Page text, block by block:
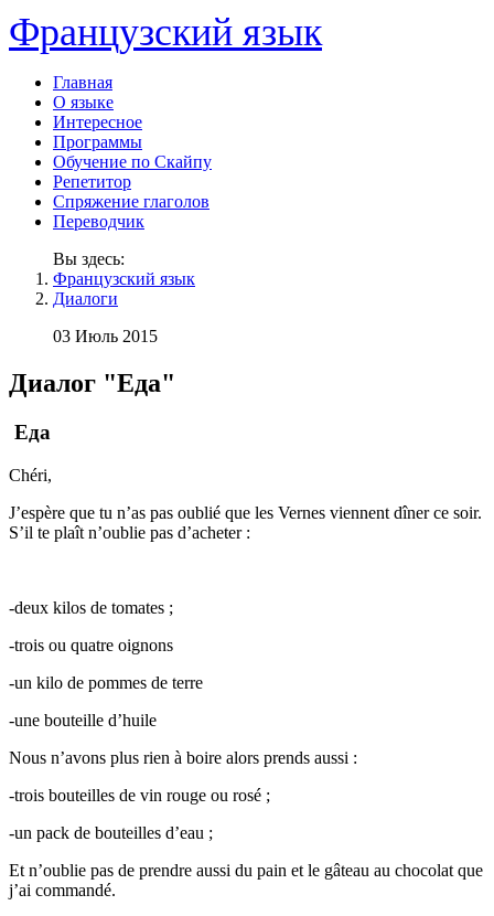
Французский язык
Главная
О языке
Интересное
Программы
Обучение по Скайпу
Репетитор
Спряжение глаголов
Переводчик
Вы здесь:
Французский язык
Диалоги
03 Июль 2015
Диалог "Еда"
Еда
Chéri,
J’espère que tu n’as pas oublié que les Vernes viennent dîner ce soir.
S’il te plaît n’oublie pas d’acheter :
-deux kilos de tomates ;
-trois ou quatre oignons
-un kilo de pommes de terre
-une bouteille d’huile
Nous n’avons plus rien à boire alors prends aussi :
-trois bouteilles de vin rouge ou rosé ;
-un pack de bouteilles d’eau ;
Et n’oublie pas de prendre aussi du pain et le gâteau au chocolat que
j’ai commandé.